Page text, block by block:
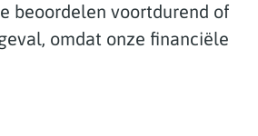
beoordelen voortdurend of
omdat onze financiële